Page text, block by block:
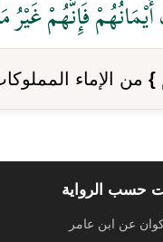
فَإِنَّهُمْ غَيْرُ
} من الإماء
حسب الرواية
عن ابن عامر